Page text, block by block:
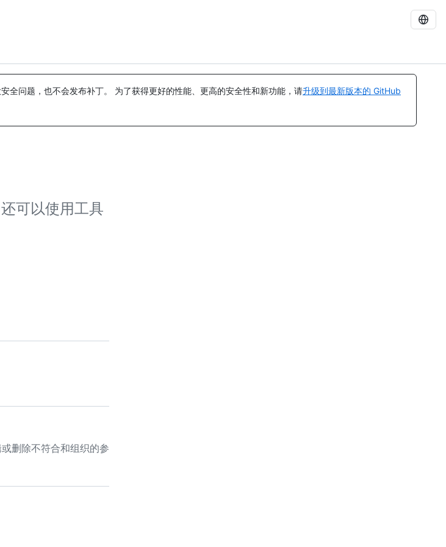
全问题，也不会发布补丁。 为了获得更好的性能、更高的安全性和新功能，请升级到最新版本的 GitHub
可以使用工具
删除不符合和组织的参